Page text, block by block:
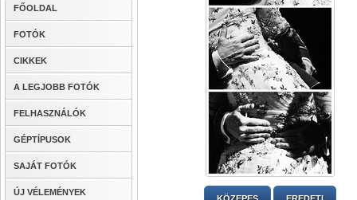
FŐOLDAL
FOTÓK
CIKKEK
A LEGJOBB FOTÓK
FELHASZNÁLÓK
GÉPTÍPUSOK
SAJÁT FOTÓK
ÚJ VÉLEMÉNYEK